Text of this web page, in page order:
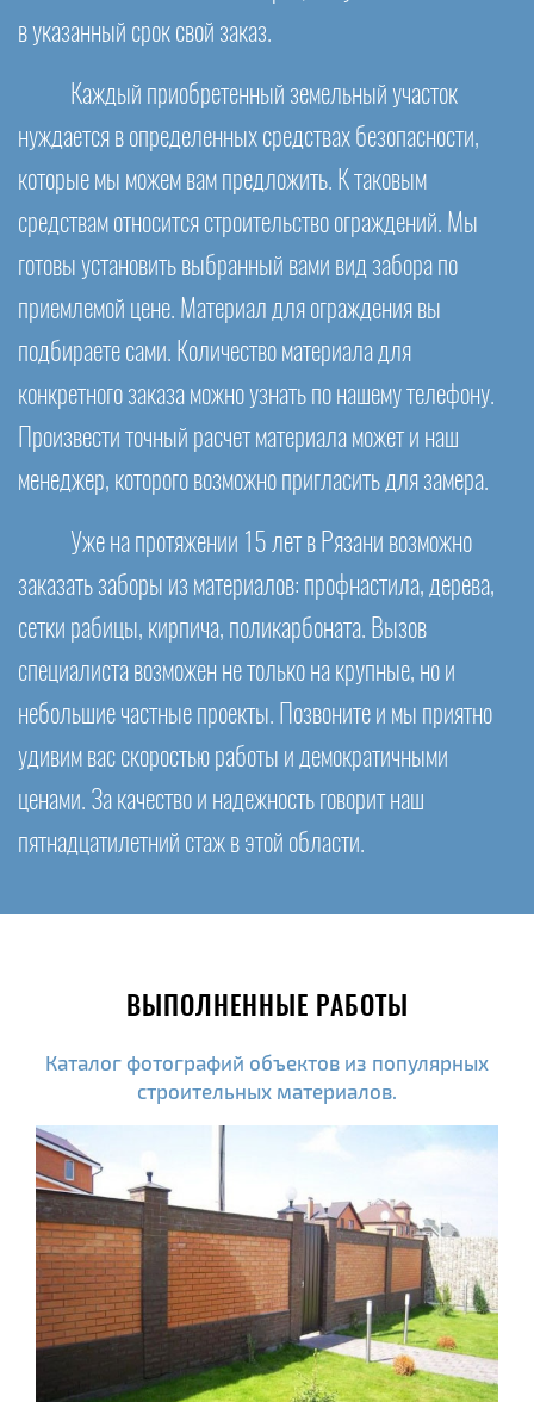
в указанный срок свой заказ.
Каждый приобретенный земельный участок
нуждается в определенных средствах безопасности,
которые мы можем вам предложить. К таковым
средствам относится строительство ограждений. Мы
готовы установить выбранный вами вид забора по
приемлемой цене. Материал для ограждения вы
подбираете сами. Количество материала для
конкретного заказа можно узнать по нашему телефону.
Произвести точный расчет материала может и наш
менеджер, которого возможно пригласить для замера.
Уже на протяжении 15 лет в Рязани возможно
заказать заборы из материалов: профнастила, дерева,
сетки рабицы, кирпича, поликарбоната. Вызов
специалиста возможен не только на крупные, но и
небольшие частные проекты. Позвоните и мы приятно
удивим вас скоростью работы и демократичными
ценами. За качество и надежность говорит наш
пятнадцатилетний стаж в этой области.
ВЫПОЛНЕННЫЕ РАБОТЫ
Каталог фотографий объектов из популярных
строительных материалов.